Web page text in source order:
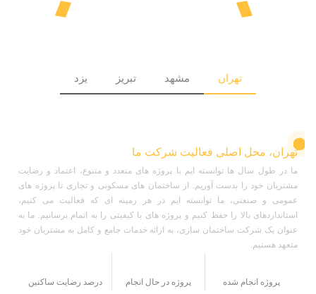
تهران مشهد تبریز یزد
تهران، محل اصلی فعالیت شرکت ما
ما در طول سال ها توانسته ایم با پروژه های متعدد و متنوع، اعتماد و رضایت
مشتریان خود را بدست آوریم. از ساختمان های مسکونی و تجاری تا پروژه های
عمومی و صنعتی، ما توانسته ایم در هر زمینه ای که فعالیت می کنیم،
استانداردهای بالا را حفظ کنیم و پروژه های با کیفیتی را به اتمام برسانیم. ما به
عنوان یک شرکت ساختمان سازی، به ارائه خدمات جامع و کامل به مشتریان خود
متعهد هستیم.
پروژه انجام شده پروژه در حال انجام درصد رضایت ساکنین